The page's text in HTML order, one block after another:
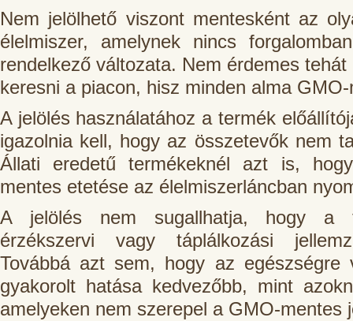
Nem jelölhető viszont mentesként az
élelmiszer, amelynek nincs
rendelkező változata. Nem érdemes
keresni a piacon, hisz minden alma
A jelölés használatához a termék
igazolnia kell, hogy az összetevők nem
Állati eredetű termékeknél azt is,
mentes etetése az élelmiszerláncban
A jelölés nem sugallhatja, hogy a
érzékszervi vagy táplálkozási
Továbbá azt sem, hogy az egészségre
gyakorolt hatása kedvezőbb, mint
amelyeken nem szerepel a GMO-mentes